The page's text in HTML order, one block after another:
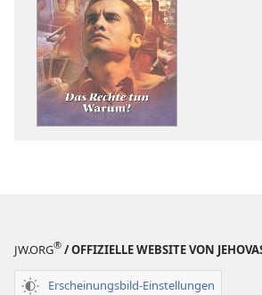
JW.ORG® / OFFIZIELLE WEBSITE VON
Erscheinungsbild-Einstellungen